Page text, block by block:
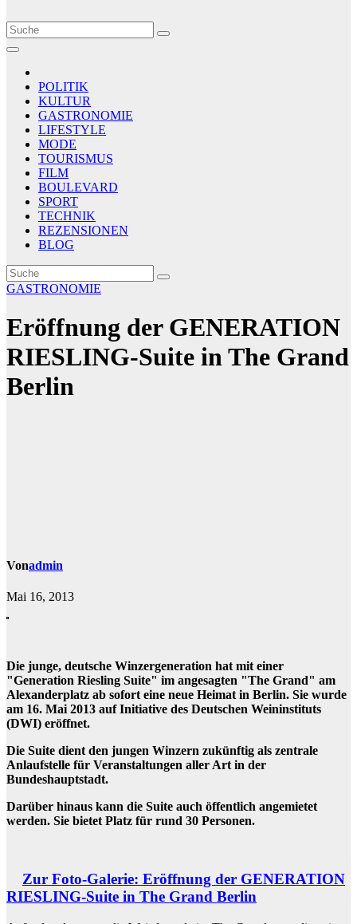
Le Matin
AGENCE DE PRESSE
POLITIK
KULTUR
GASTRONOMIE
LIFESTYLE
MODE
TOURISMUS
FILM
BOULEVARD
SPORT
TECHNIK
REZENSIONEN
BLOG
GASTRONOMIE
Eröffnung der GENERATION
RIESLING-Suite in The Grand
Berlin
Vonadmin
Mai 16, 2013
Die junge, deutsche Winzergeneration hat mit einer
"Generation Riesling Suite" im angesagten "The Grand" am
Alexanderplatz ab sofort eine neue Heimat in Berlin. Sie wurde
am 16. Mai 2013 auf Initiative des Deutschen Weininstituts
(DWI) eröffnet.
Die Suite dient den jungen Winzern zukünftig als zentrale
Anlaufstelle für Veranstaltungen aller Art in der
Bundeshauptstadt.
Darüber hinaus kann die Suite auch öffentlich angemietet
werden. Sie bietet Platz für rund 30 Personen.
Zur Foto-Galerie: Eröffnung der GENERATION
RIESLING-Suite in The Grand Berlin